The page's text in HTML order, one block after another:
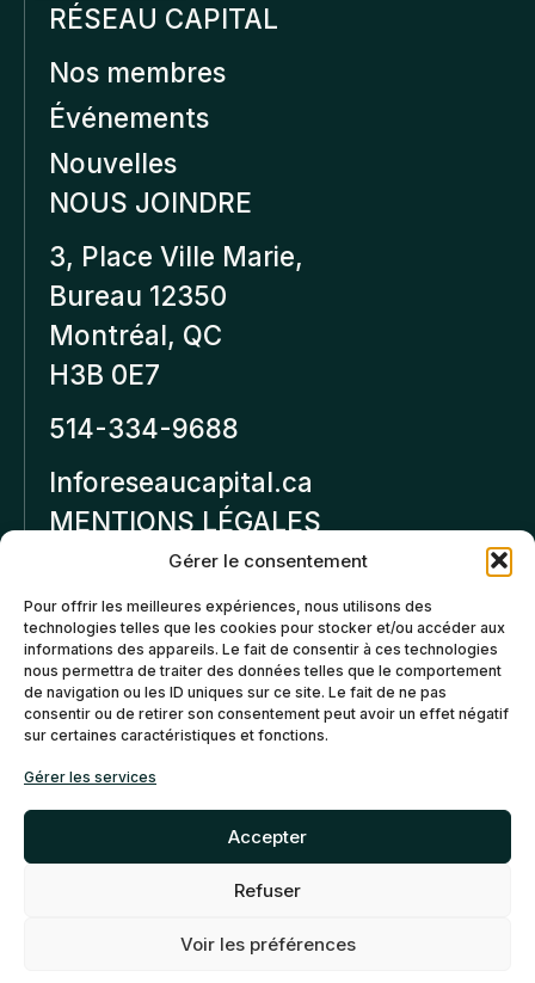
Gérer le consentement
Pour offrir les meilleures expériences, nous utilisons des
technologies telles que les cookies pour stocker et/ou accéder aux
informations des appareils. Le fait de consentir à ces technologies
nous permettra de traiter des données telles que le comportement
de navigation ou les ID uniques sur ce site. Le fait de ne pas
consentir ou de retirer son consentement peut avoir un effet négatif
sur certaines caractéristiques et fonctions.
Gérer les services
Accepter
Refuser
Voir les préférences
RÉSEAU CAPITAL
Nos membres
Événements
Nouvelles
NOUS JOINDRE
3, Place Ville Marie,
Bureau 12350
Montréal, QC
H3B 0E7
514-334-9688
Inforeseaucapital.ca
MENTIONS LÉGALES
Politique de
confidentialité
Politiques d’annulation et
de remboursement
Politique de cookies (CA)
©2026 Réseau Capital. Tous
droits reservés -
My Little
- Agence web